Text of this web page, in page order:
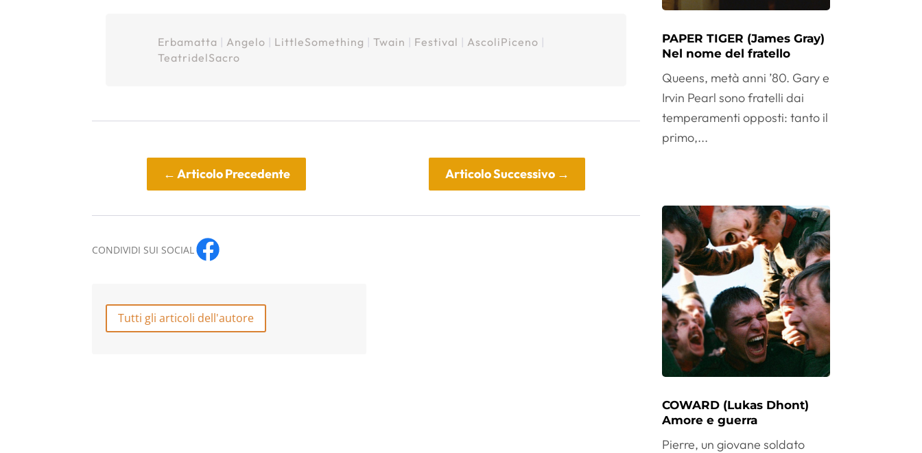
Erbamatta | Angelo | LittleSomething |Twain | Festival | AscoliPiceno |
TeatridelSacro
← Articolo Precedente Articolo Successivo→
CONDIVIDI SUI SOCIAL
Tutti gli articoli dell'autore
PAPER TIGER (James Gray)
Nel nome del fratello
Queens, metà anni ’80. Gary e
Irvin Pearl sono fratelli dai
temperamenti opposti: tanto il
primo,...
COWARD (Lukas Dhont)
Amore e guerra
Pierre, un giovane soldato